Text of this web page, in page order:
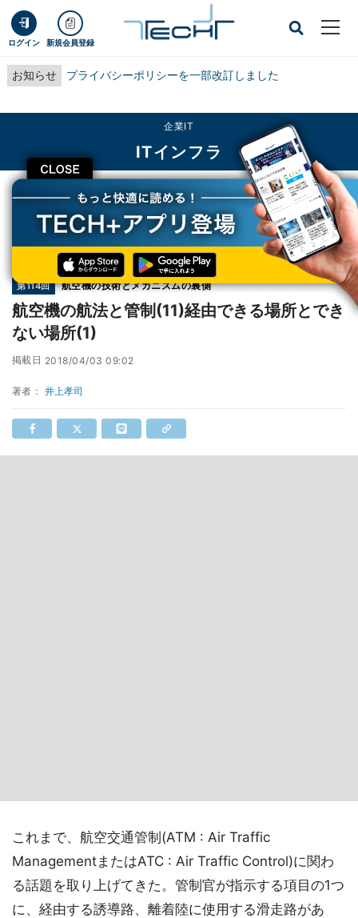
ログイン 新規会員登録
お知らせ プライバシーポリシーを一部改訂しました
CLOSE
企業IT
ITインフラ
TECH+ 企業IT
ITインフラ
航空機の航法と管制(11)経由できる場所とできない場所(1)
第114回 航空機の技術とメカニズムの裏側
航空機の航法と管制(11)経由できる場所とでき
ない場所(1)
掲載日 2018/04/03 09:02
著者： 井上孝司
これまで、航空交通管制(ATM : Air Traffic
ManagementまたはATC : Air Traffic Control)に関わ
る話題を取り上げてきた。管制官が指示する項目の1つ
に、経由する誘導路、離着陸に使用する滑走路があ